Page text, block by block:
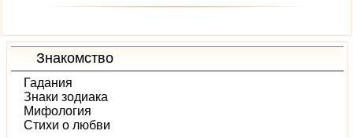
Знакомство
Гадания
Знаки зодиака
Мифология
Стихи о любви